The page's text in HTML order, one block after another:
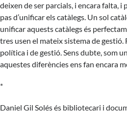
deixen de ser parcials, i encara falta, i
pas d’unificar els catàlegs. Un sol
unificar aquests catàlegs és
tres usen el mateix sistema de
política i de gestió. Sens dubte, som
aquestes diferències ens fan encara
*
Daniel Gil Solés és bibliotecari i